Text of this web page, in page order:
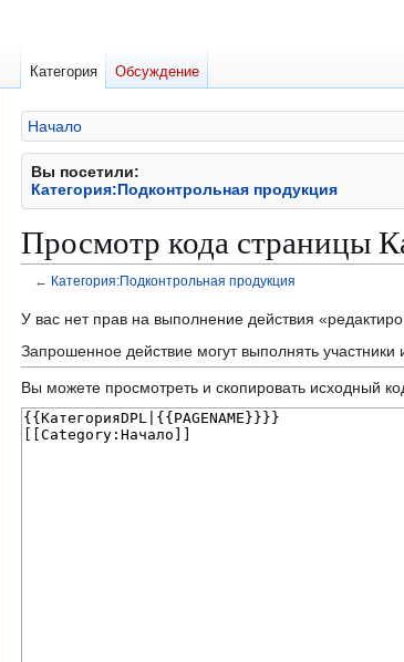
Начало
Вы посетили:
Категория:Подконтрольная продукция
Просмотр кода страницы
← Категория:Подконтрольная продукция
Перейти
к
навигации
Перейти
к
поиску
У вас нет прав на выполнение действия
Запрошенное действие могут выполнять участники
Вы можете просмотреть и скопировать исходный
Категория Обсуждение